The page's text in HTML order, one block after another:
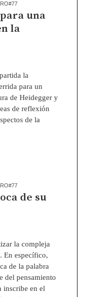
una
la
la
para un
de Heidegger y
de reflexión
de la
de su
la compleja
En específico,
de la palabra
del pensamiento
inscribe en el